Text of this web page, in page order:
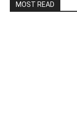
MOST READ